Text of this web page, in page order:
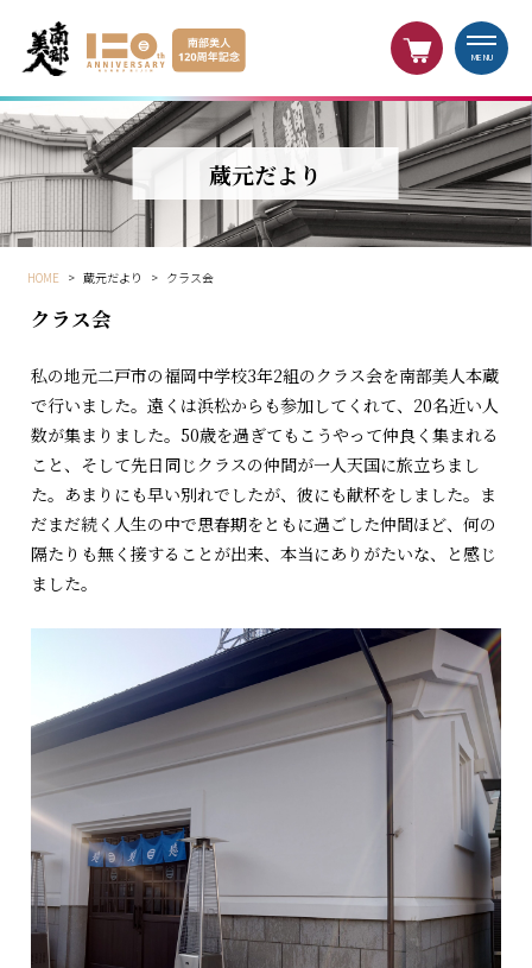
MENU
蔵元だより
HOME > 蔵元だより > クラス会
クラス会
私の地元二戸市の福岡中学校3年2組のクラス会を南部美人本蔵
で行いました。遠くは浜松からも参加してくれて、20名近い人
数が集まりました。50歳を過ぎてもこうやって仲良く集まれる
こと、そして先日同じクラスの仲間が一人天国に旅立ちまし
た。あまりにも早い別れでしたが、彼にも献杯をしました。ま
だまだ続く人生の中で思春期をともに過ごした仲間ほど、何の
隔たりも無く接することが出来、本当にありがたいな、と感じ
ました。